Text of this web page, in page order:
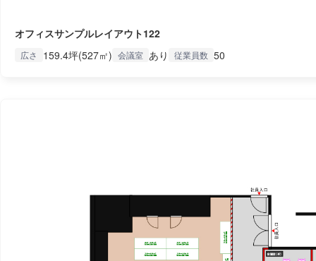
オフィスサンプルレイアウト122
広さ 159.4坪(527㎡) 会議室 あり 従業員数 50